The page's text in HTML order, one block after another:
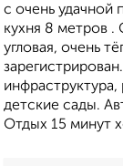
с очень удачной
кухня 8 метров .
угловая, очень
детские сады.
Отдых 15 минут